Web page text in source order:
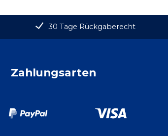
30 Tage Rückgaberecht
Zahlungsarten